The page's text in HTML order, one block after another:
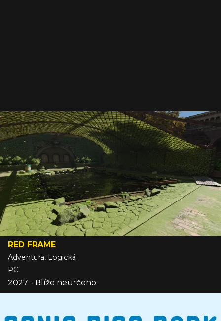
RED FRAME
Adventura, Logická
PC
2027 - Blíže neurčeno